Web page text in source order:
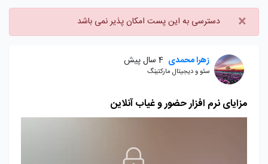
× دسترسی به این پست امکان پذیر نمی باشد
زهرا محمدی 4 سال پیش
سئو و دیجیتال مارکتینگ
مزایای نرم افزار حضور و غیاب آنلاین